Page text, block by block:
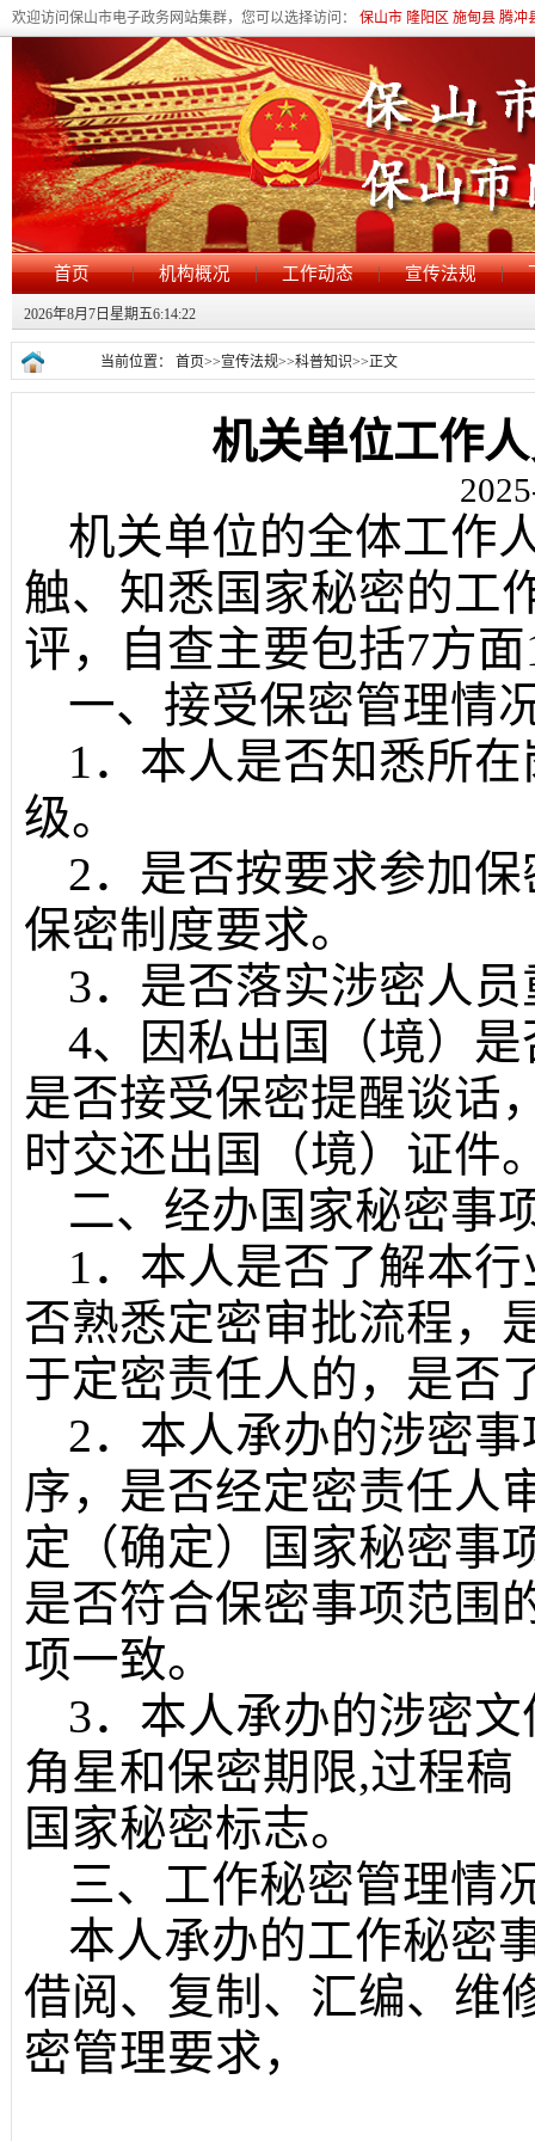
欢迎访问保山市电子政务网站集群，您可以选择访问： 保山市 隆阳区 施甸县 腾冲
首页 | 机构概况 | 工作动态 | 宣传法规 |
2026年8月7日星期五6:14:22
当前位置： 首页>>宣传法规>>科普知识>>正文
机关单位工作
机关单位的全体工作
触、知悉国家秘密的工
评，自查主要包括7方
一、接受保密管理情
1．本人是否知悉所
级。
2．是否按要求参加
保密制度要求。
3．是否落实涉密人
4、因私出国（境）
是否接受保密提醒谈话
时交还出国（境）证件
二、经办国家秘密事
1．本人是否了解本
否熟悉定密审批流程，
于定密责任人的，是否
2．本人承办的涉密
序，是否经定密责任人
定（确定）国家秘密事
是否符合保密事项范围
项一致。
3．本人承办的涉密
角星和保密期限,过程
国家秘密标志。
三、工作秘密管理情
本人承办的工作秘密
借阅、复制、汇编、维
密管理要求，